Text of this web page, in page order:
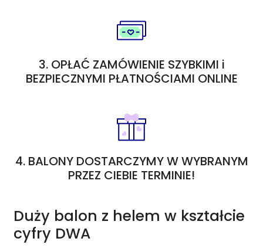
3. OPŁAĆ ZAMÓWIENIE SZYBKIMI i
BEZPIECZNYMI PŁATNOŚCIAMI ONLINE
4. BALONY DOSTARCZYMY W WYBRANYM
PRZEZ CIEBIE TERMINIE!
Duży balon z helem w kształcie
cyfry DWA